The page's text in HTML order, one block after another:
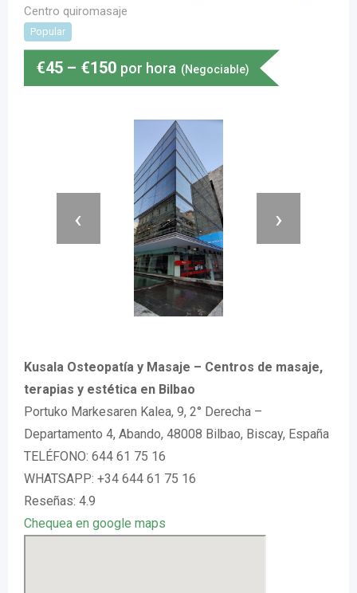
Centro quiromasaje
Popular
€45 – €150 por hora (Negociable)
‹ ›
Kusala Osteopatía y Masaje – Centros de masaje,
terapias y estética en Bilbao
Portuko Markesaren Kalea, 9, 2° Derecha –
Departamento 4, Abando, 48008 Bilbao, Biscay, España
TELÉFONO: 644 61 75 16
WHATSAPP: +34 644 61 75 16
Reseñas: 4.9
Chequea en google maps